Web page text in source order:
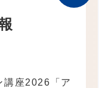
講座2026「ア